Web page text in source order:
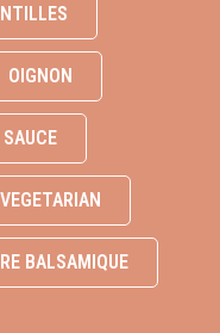
OIGNON
SAUCE
VEGETARIAN
BALSAMIQUE